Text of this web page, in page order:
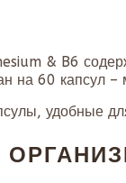
& B6
на 60 капсул
удобные